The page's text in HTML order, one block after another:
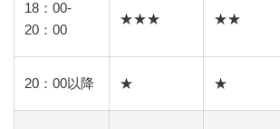
18：00-
20：00
★★★ ★★
20：00以降 ★ ★